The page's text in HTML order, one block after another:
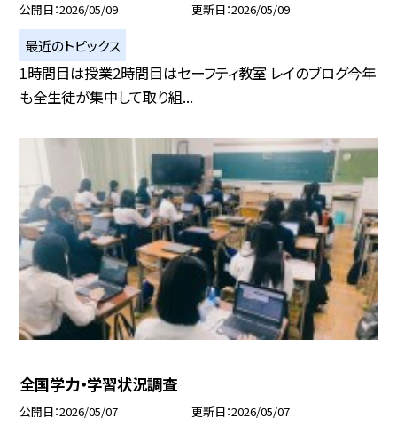
公開日 2026/05/09 更新日 2026/05/09
最近のトピックス
1時間目は授業2時間目はセーフティ教室 レイのブログ今年
も全生徒が集中して取り組...
全国学力・学習状況調査
公開日 2026/05/07 更新日 2026/05/07